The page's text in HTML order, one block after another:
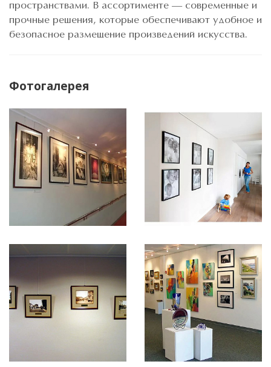
пространствами. В ассортименте — современные и
прочные решения, которые обеспечивают удобное и
безопасное размещение произведений искусства.
Фотогалерея